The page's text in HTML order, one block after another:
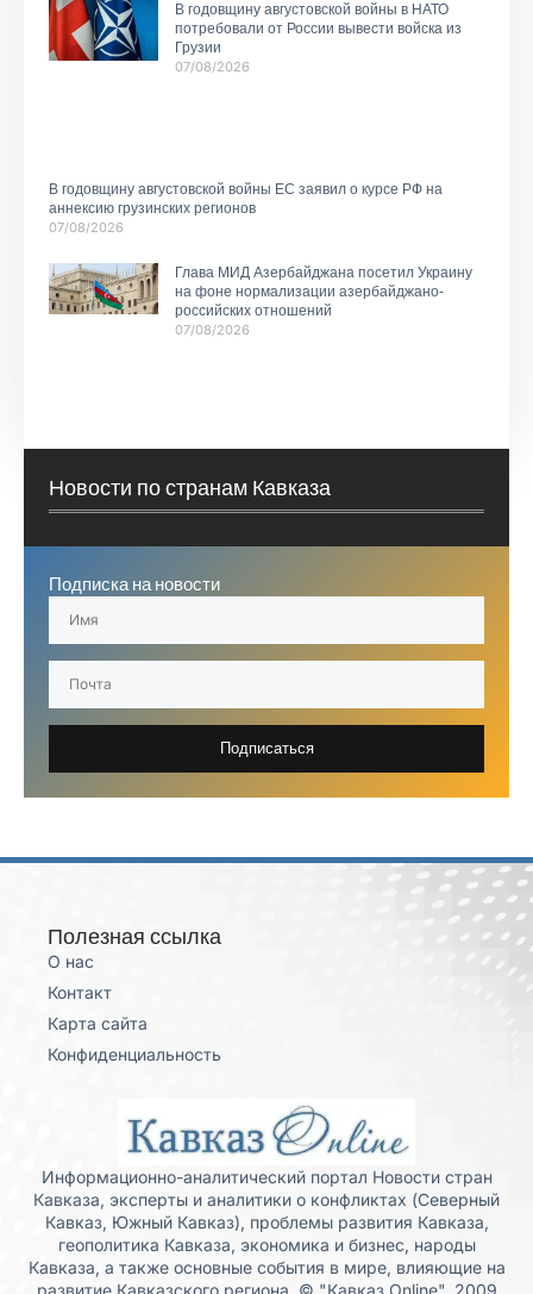
В годовщину августовской войны в НАТО
потребовали от России вывести войска из
Грузии
07/08/2026
В годовщину августовской войны ЕС заявил о курсе РФ на
аннексию грузинских регионов
07/08/2026
Глава МИД Азербайджана посетил Украину
на фоне нормализации азербайджано-
российских отношений
07/08/2026
Новости по странам Кавказа
Подписка на новости
Подписаться
Полезная ссылка
О нас
Контакт
Карта сайта
Конфиденциальность
Информационно-аналитический портал Новости стран
Кавказа, эксперты и аналитики о конфликтах (Северный
Кавказ, Южный Кавказ), проблемы развития Кавказа,
геополитика Кавказа, экономика и бизнес, народы
Кавказа, а также основные события в мире, влияющие на
развитие Кавказского региона. © "Кавказ Online", 2009